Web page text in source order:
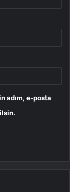
adım, e-posta